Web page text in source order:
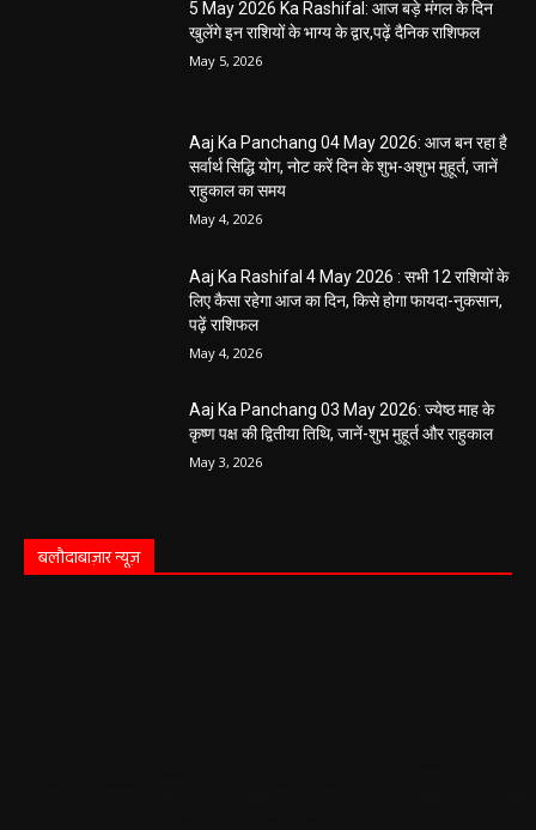
5 May 2026 Ka Rashifal: आज बड़े मंगल के दिन
खुलेंगे इन राशियों के भाग्य के द्वार,पढ़ें दैनिक राशिफल
May 5, 2026
Aaj Ka Panchang 04 May 2026: आज बन रहा है
सर्वार्थ सिद्धि योग, नोट करें दिन के शुभ-अशुभ मुहूर्त, जानें
राहुकाल का समय
May 4, 2026
Aaj Ka Rashifal 4 May 2026 : सभी 12 राशियों के
लिए कैसा रहेगा आज का दिन, किसे होगा फायदा-नुकसान,
पढ़ें राशिफल
May 4, 2026
Aaj Ka Panchang 03 May 2026: ज्येष्ठ माह के
कृष्ण पक्ष की द्वितीया तिथि, जानें-शुभ मुहूर्त और राहुकाल
May 3, 2026
बलौदाबाज़ार न्यूज़